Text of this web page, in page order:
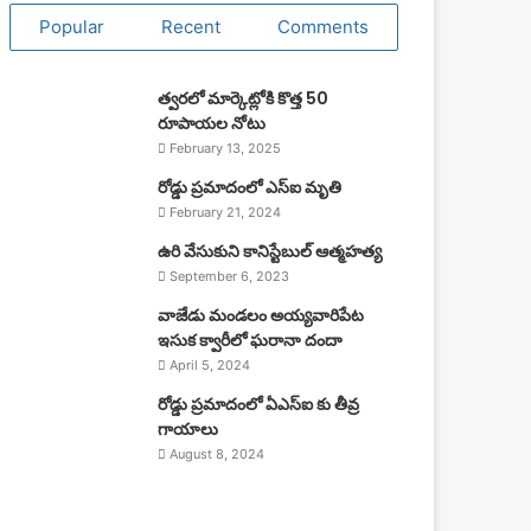
Popular Recent Comments
త్వరలో మార్కెట్లోకి కొత్త 50
రూపాయల నోటు
February 13, 2025
రోడ్డు ప్రమాదంలో ఎస్ఐ మృతి
February 21, 2024
ఉరి వేసుకుని కానిస్టేబుల్ ఆత్మహత్య
September 6, 2023
వాజేడు మండలం అయ్యవారిపేట
ఇసుక క్వారీలో ఘరానా దందా
April 5, 2024
రోడ్డు ప్రమాదంలో ఏఎస్ఐ కు తీవ్ర
గాయాలు
August 8, 2024